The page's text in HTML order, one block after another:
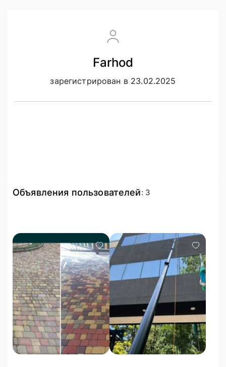
Farhod
зарегистрирован в 23.02.2025
Объявления пользователей: 3